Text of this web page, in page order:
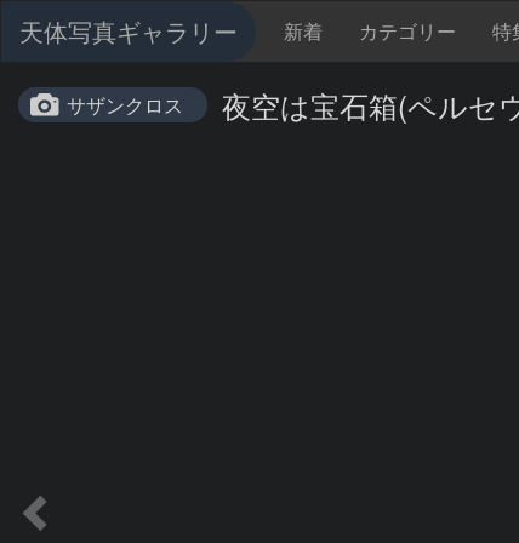
天体写真ギャラリー 新着 カテゴリー 特
サザンクロス 夜空は宝石箱(ペルセ